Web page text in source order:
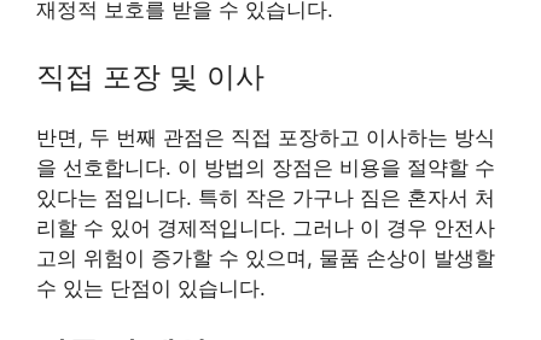
재정적 보호를 받을 수 있습니다.
직접 포장 및 이사
반면, 두 번째 관점은 직접 포장하고 이사하는 방식
을 선호합니다. 이 방법의 장점은 비용을 절약할 수
있다는 점입니다. 특히 작은 가구나 짐은 혼자서 처
리할 수 있어 경제적입니다. 그러나 이 경우 안전사
고의 위험이 증가할 수 있으며, 물품 손상이 발생할
수 있는 단점이 있습니다.